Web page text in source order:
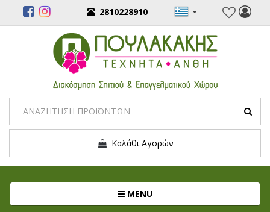
2810228910
Καλάθι Αγορών
MENUToggle navigation